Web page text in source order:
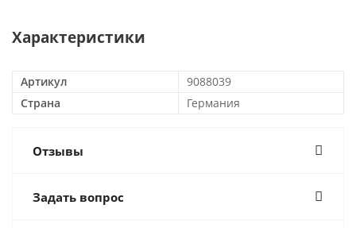
Характеристики
Артикул
9088039
Страна
Германия
Отзывы
Задать вопрос